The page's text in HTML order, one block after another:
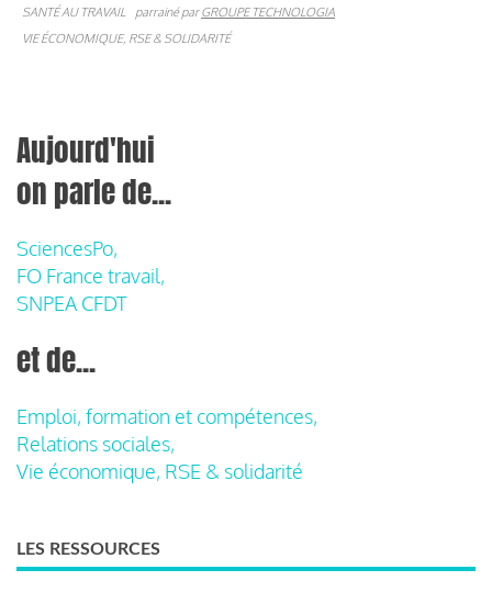
SANTÉ AU TRAVAIL parrainé parGROUPE TECHNOLOGIA
VIE ÉCONOMIQUE, RSE & SOLIDARITÉ
Aujourd'hui
on parle de...
SciencesPo,
FO France travail,
SNPEA CFDT
et de...
Emploi, formation et compétences,
Relations sociales,
Vie économique, RSE & solidarité
LES RESSOURCES